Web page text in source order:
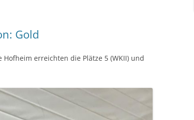
Gold
erreichten die Plätze 5 (WKII) und